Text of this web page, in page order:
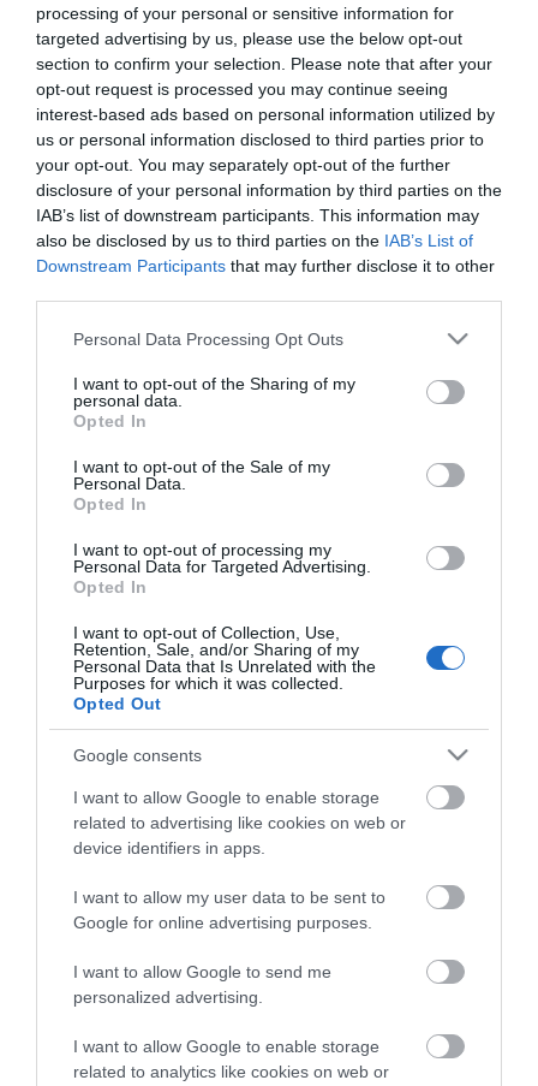
processing of your personal or sensitive information for
targeted advertising by us, please use the below opt-out
section to confirm your selection. Please note that after your
opt-out request is processed you may continue seeing
interest-based ads based on personal information utilized by
us or personal information disclosed to third parties prior to
your opt-out. You may separately opt-out of the further
disclosure of your personal information by third parties on the
IAB’s list of downstream participants. This information may
also be disclosed by us to third parties on the IAB’s List of
Downstream Participants that may further disclose it to other
Please note that this website/app uses one or more Google
not limited to your visit or usage behaviour. You may click to
grant or deny consent to Google and its third-party tags to
use your data for below specified purposes in below Google
consent section.
Personal Data Processing Opt Outs
I want to opt-out of the Sharing of my
personal data.
Opted In
I want to opt-out of the Sale of my
Personal Data.
Opted In
I want to opt-out of processing my
Personal Data for Targeted Advertising.
Opted In
I want to opt-out of Collection, Use,
Retention, Sale, and/or Sharing of my
Personal Data that Is Unrelated with the
Purposes for which it was collected.
Opted Out
Google consents
I want to allow Google to enable storage
related to advertising like cookies on web or
device identifiers in apps.
I want to allow my user data to be sent to
Google for online advertising purposes.
I want to allow Google to send me
personalized advertising.
I want to allow Google to enable storage
related to analytics like cookies on web or
γραμμική απόκριση συχνότητας και να εξασφαλίζουν
υψηλή αξιοπιστία.
Κατασκευαστής: HERTZ
Κωδικός προϊόντος (SKU): 02.01.0003
Ποσότητα:
+ΚΑΛΆΘΙ
Share
ΠΕΡΙΓΡΑΦΗ
ΕΠΙΚΟΙΝΩΝΙΑ
Για να ικανοποιήσει όλες τις ανάγκες εγκατάστασης,
χωρίς να εγκαταλείψει την ποιότητα και την απόδοση